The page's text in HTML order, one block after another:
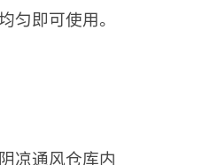
匀即可使用。
凉通风仓库内